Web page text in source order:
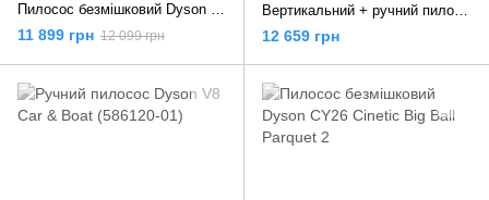
11 899 грн 12 099 грн 12 659 грн